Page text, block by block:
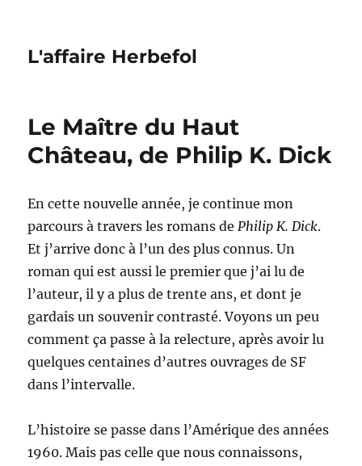
L'affaire Herbefol
Le Maître du Haut
Château, de Philip K. Dick
En cette nouvelle année, je continue mon
parcours à travers les romans dePhilip K. Dick.
Et j’arrive donc à l’un des plus connus. Un
roman qui est aussi le premier que j’ai lu de
l’auteur, il y a plus de trente ans, et dont je
gardais un souvenir contrasté. Voyons un peu
comment ça passe à la relecture, après avoir lu
quelques centaines d’autres ouvrages de SF
dans l’intervalle.
L’histoire se passe dans l’Amérique des années
1960. Mais pas celle que nous connaissons,